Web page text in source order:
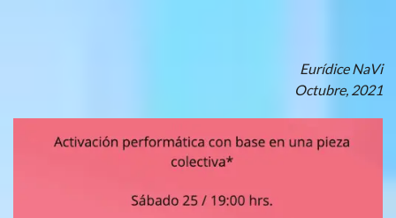
Eurídice NaVi
Octubre, 2021